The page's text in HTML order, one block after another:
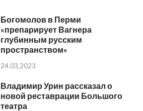
Богомолов в Перми
«препарирует Вагнера
глубинным русским
пространством»
24.03.2023
Владимир Урин рассказал о
новой реставрации Большого
театра